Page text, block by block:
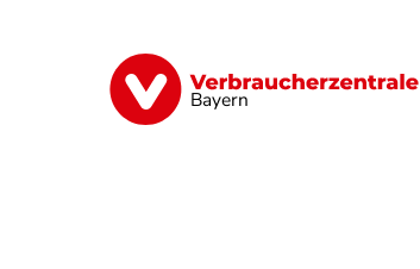
Bayern
Finanzen Digitales